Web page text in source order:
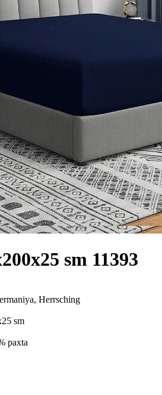
sm 11393
Herrsching
sm
paxta